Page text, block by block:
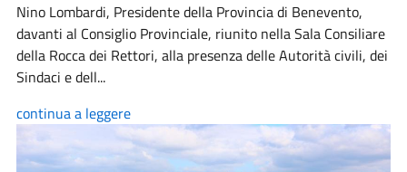
Nino Lombardi, Presidente della Provincia di Benevento,
davanti al Consiglio Provinciale, riunito nella Sala Consiliare
della Rocca dei Rettori, alla presenza delle Autorità civili, dei
Sindaci e dell...
continua a leggere